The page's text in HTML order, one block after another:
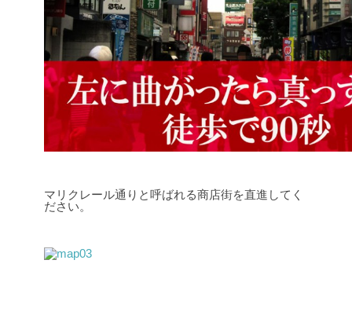
マリクレール通りと呼ばれる商店街を直進してく
ださい。